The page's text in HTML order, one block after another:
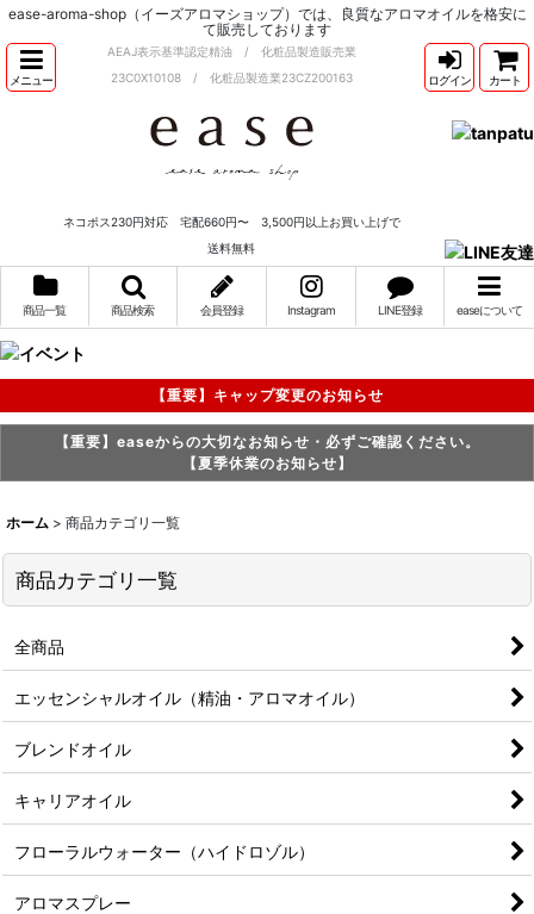
ease-aroma-shop（イーズアロマショップ）では、良質なアロマオイルを格安に
て販売しております
メニュー
AEAJ表示基準認定精油 / 化粧品製造販売業
23C0X10108 / 化粧品製造業23CZ200163
ネコポス230円対応 宅配660円〜 3,500円以上お買い上げで
送料無料
ログイン カート
商品一覧 商品検索 会員登録 Instagram LINE登録 easeについて
【重要】キャップ変更のお知らせ
【重要】easeからの大切なお知らせ・必ずご確認ください。
【夏季休業のお知らせ】
ホーム > 商品カテゴリ一覧
商品カテゴリ一覧
全商品
エッセンシャルオイル（精油・アロマオイル）
ブレンドオイル
キャリアオイル
フローラルウォーター（ハイドロゾル）
アロマスプレー